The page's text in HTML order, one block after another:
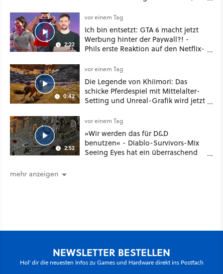
2:22
vor einem Tag
Ich bin entsetzt: GTA 6 macht jetzt
Werbung hinter der Paywall?! -
Phils erste Reaktion auf den Netflix-
0:42
vor einem Tag
Die Legende von Khiimori: Das
schicke Pferdespiel mit Mittelalter-
Setting und Unreal-Grafik wird jetzt
2:52
vor einem Tag
»Wir werden das für D&D
benutzen« - Diablo-Survivors-Mix
Seeing Eyes hat ein überraschend
mehr anzeigen
NEWSLETTER BESTELLEN
Hol' dir die neuesten Infos zu Games und Hardware direkt ins Postfach